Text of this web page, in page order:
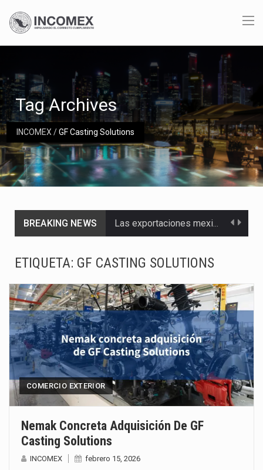
INCOMEX/GF Casting Solutions
Tag Archives
BREAKING NEWS Las exportaciones mexicanas de vehículos ligeros disminuyeron 9.67 % en julio a tasa anual, alcanzando…
Ante la suspensión temporal de las inspecciones sanitarias del Departamento de Agricultura de Estados Unidos…
Los créditos fiscales determinados a empresas IMMEX rara vez nacen de una interpretación equivocada de…
La industria automotriz mexicana concentra más de la mitad de las quejas bajo el Mecanismo…
ETIQUETA: GF CASTING SOLUTIONS
COMERCIO EXTERIOR
Nemak Concreta Adquisición De GF
Casting Solutions
INCOMEX febrero 15, 2026